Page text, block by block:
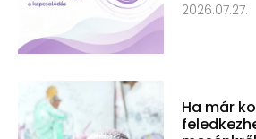
2026.07.27.
Ha már